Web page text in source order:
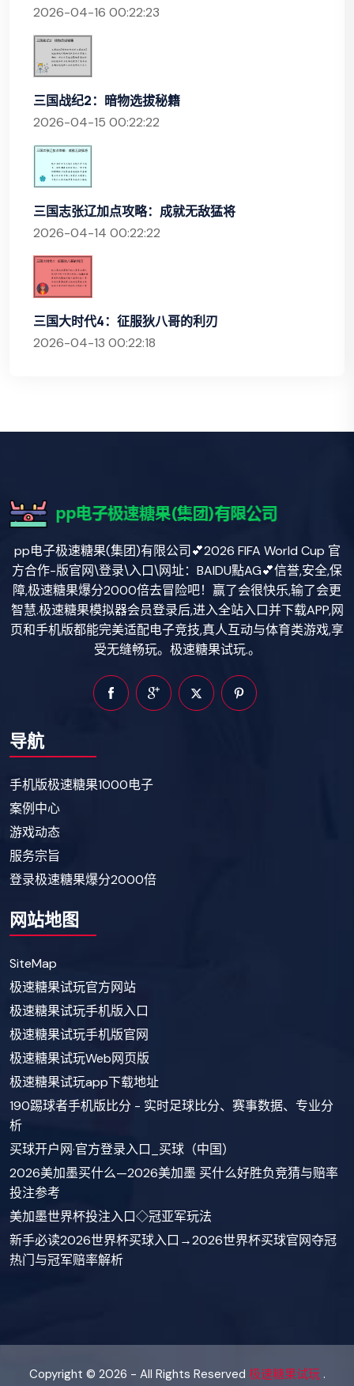
2026-04-16 00:22:23
三国战纪2：暗物选拔秘籍
2026-04-15 00:22:22
三国志张辽加点攻略：成就无敌猛将
2026-04-14 00:22:22
三国大时代4：征服狄八哥的利刃
2026-04-13 00:22:18
pp电子极速糖果(集团)有限公司💕2026 FIFA World Cup 官
方合作-版官网\登录\入口\网址：BAIDU點AG💕信誉,安全,保
障,极速糖果爆分2000倍去冒险吧！赢了会很快乐,输了会更
智慧.极速糖果模拟器会员登录后,进入全站入口并下载APP,网
页和手机版都能完美适配电子竞技,真人互动与体育类游戏,享
受无缝畅玩。极速糖果试玩.。
导航
手机版极速糖果1000电子
案例中心
游戏动态
服务宗旨
登录极速糖果爆分2000倍
网站地图
SiteMap
极速糖果试玩官方网站
极速糖果试玩手机版入口
极速糖果试玩手机版官网
极速糖果试玩Web网页版
极速糖果试玩app下载地址
190踢球者手机版比分 - 实时足球比分、赛事数据、专业分
析
买球开户网·官方登录入口_买球（中国）
2026美加墨买什么—2026美加墨 买什么好胜负竞猜与赔率
投注参考
美加墨世界杯投注入口◇冠亚军玩法
新手必读2026世界杯买球入口→2026世界杯买球官网夺冠
热门与冠军赔率解析
Copyright © 2026 - All Rights Reserved 极速糖果试玩.